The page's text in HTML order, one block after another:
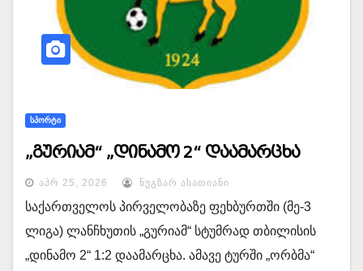
ᲡᲞᲝᲠᲢᲘ
„გურიამ“ „დინამო 2“ დაამარცხა
ᲐᲞᲠ 25, 2026 ᲜᲣᲒᲖᲐᲠ ᲐᲡᲐᲗᲘᲐᲜᲘ
საქართველოს პირველობაზე ფეხბურთში (მე-3
ლიგა) ლანჩხუთის „გურიამ“ სტუმრად თბილისის
„დინამო 2“ 1:2 დაამარცხა. ამავე ტურში „ორბმა“